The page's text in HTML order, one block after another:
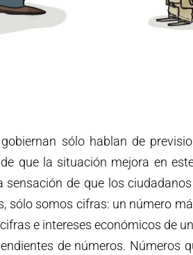
sólo hablan de
que la situación mejora en
sensación de que los
sólo somos cifras: un número
e intereses económicos de
de números. Números